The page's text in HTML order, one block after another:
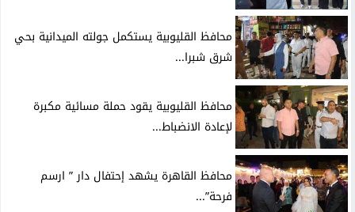
محافظ القليوبية يستكمل جولته الميدانية بحي
شرق شبرا...
محافظ القليوبية يقود حملة مسائية مكبرة
لإعادة الانضباط...
محافظ القاهرة يشهد إحتفال دار ” ارسم
فرحة”...